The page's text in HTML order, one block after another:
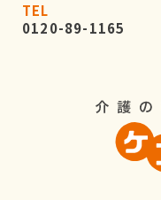
TEL
0120-89-1165